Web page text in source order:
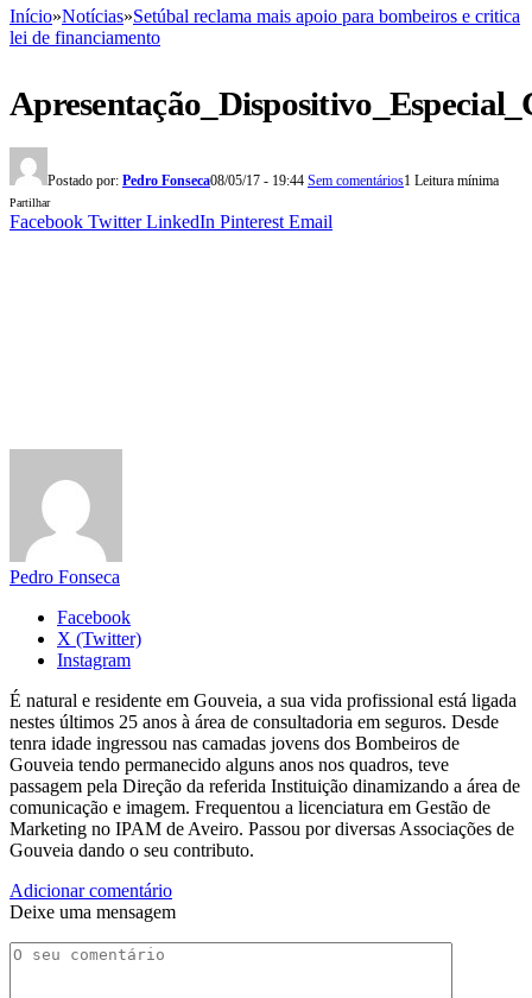
Início»Notícias»Setúbal reclama mais apoio para bombeiros e critica
lei de financiamento
Postado por: Pedro Fonseca08/05/17 - 19:44 Sem comentários1 Leitura mínima
Partilhar
Facebook Twitter LinkedIn Pinterest Email
Pedro Fonseca
Facebook
X (Twitter)
Instagram
É natural e residente em Gouveia, a sua vida profissional está ligada
nestes últimos 25 anos à área de consultadoria em seguros. Desde
tenra idade ingressou nas camadas jovens dos Bombeiros de
Gouveia tendo permanecido alguns anos nos quadros, teve
passagem pela Direção da referida Instituição dinamizando a área de
comunicação e imagem. Frequentou a licenciatura em Gestão de
Marketing no IPAM de Aveiro. Passou por diversas Associações de
Gouveia dando o seu contributo.
Adicionar comentário
Deixe uma mensagem